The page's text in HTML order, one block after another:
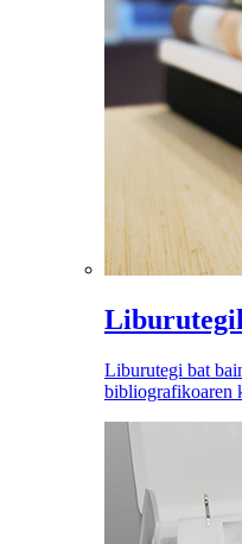
Liburutegi bat
bibliografikoaren